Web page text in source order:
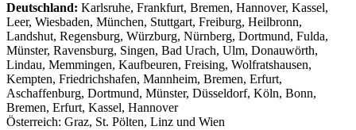
Deutschland: Karlsruhe, Frankfurt, Bremen, Hannover, Kassel,
Leer, Wiesbaden, München, Stuttgart, Freiburg, Heilbronn,
Landshut, Regensburg, Würzburg, Nürnberg, Dortmund, Fulda,
Münster, Ravensburg, Singen, Bad Urach, Ulm, Donauwörth,
Lindau, Memmingen, Kaufbeuren, Freising, Wolfratshausen,
Kempten, Friedrichshafen, Mannheim, Bremen, Erfurt,
Aschaffenburg, Dortmund, Münster, Düsseldorf, Köln, Bonn,
Bremen, Erfurt, Kassel, Hannover
Österreich: Graz, St. Pölten, Linz und Wien